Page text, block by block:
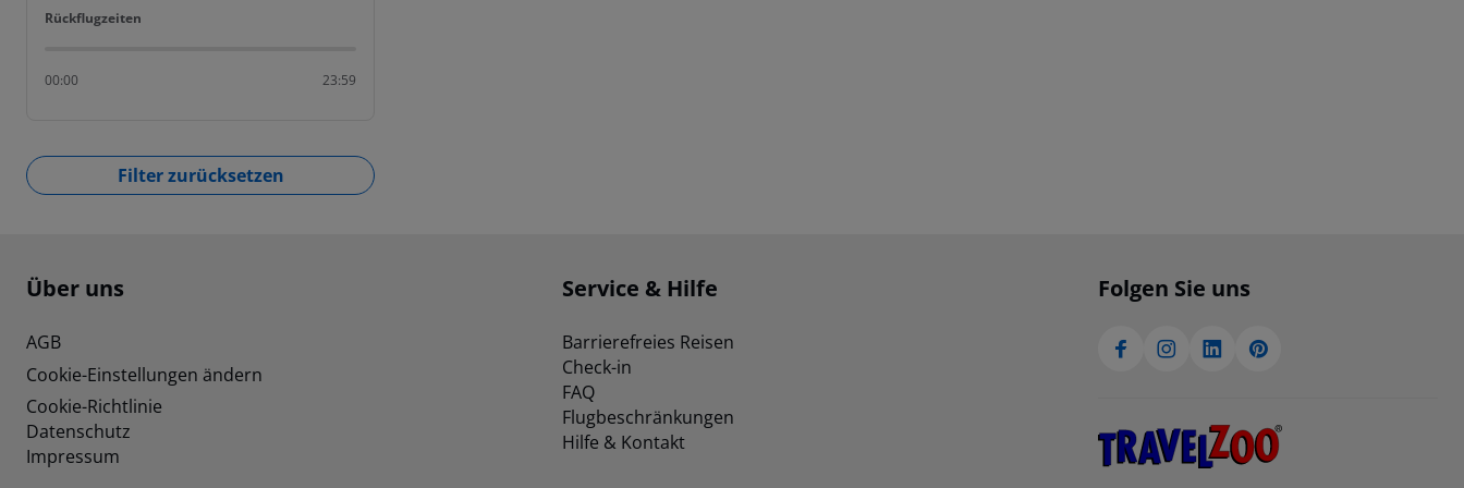
Rückflugzeiten
Rückflugzeiten
00:00 23:59
Filter zurücksetzen
Footer navigation
Über uns
AGB
Cookie-Einstellungen ändern
Cookie-Richtlinie
Datenschutz
Impressum
Service & Hilfe
Barrierefreies Reisen
Check-in
FAQ
Flugbeschränkungen
Hilfe & Kontakt
Folgen Sie uns